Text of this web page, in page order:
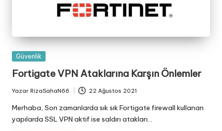
Posted
Güvenlik
Fortigate VPN Ataklarına Karşın Önlemler
Posted
by
Yazar RizaSahaN66 22 Ağustos 2021
Merhaba, Son zamanlarda sık sık Fortigate firewall kullanan
yapılarda SSL VPN aktif ise saldırı atakları…